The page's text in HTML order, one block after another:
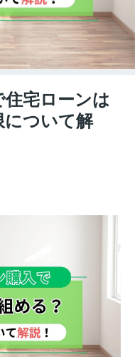
宅ローンは
について解